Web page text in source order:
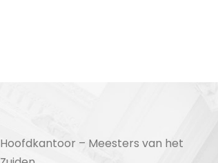
Hoofdkantoor – Meesters van het